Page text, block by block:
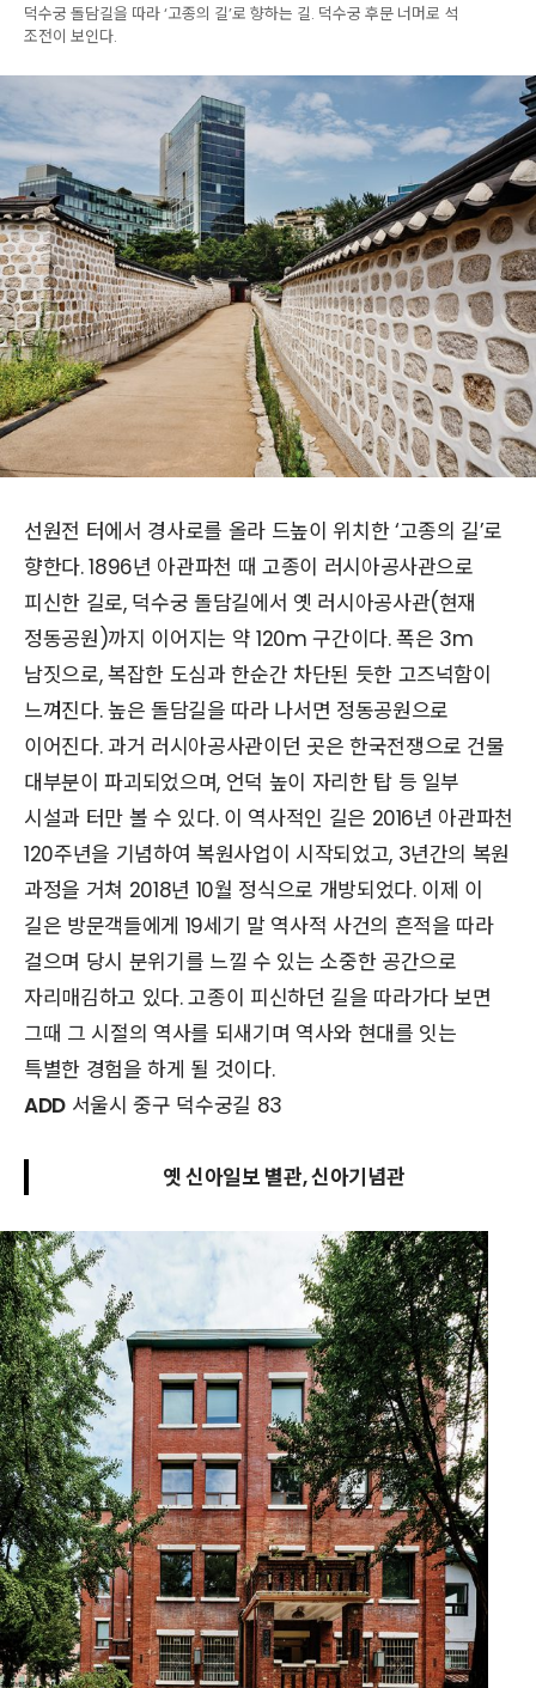
덕수궁 돌담길을 따라 ‘고종의 길’로 향하는 길. 덕수궁 후문 너머로 석
조전이 보인다.
선원전 터에서 경사로를 올라 드높이 위치한 ‘고종의 길’로
향한다. 1896년 아관파천 때 고종이 러시아공사관으로
피신한 길로, 덕수궁 돌담길에서 옛 러시아공사관(현재
정동공원)까지 이어지는 약 120m 구간이다. 폭은 3m
남짓으로, 복잡한 도심과 한순간 차단된 듯한 고즈넉함이
느껴진다. 높은 돌담길을 따라 나서면 정동공원으로
이어진다. 과거 러시아공사관이던 곳은 한국전쟁으로 건물
대부분이 파괴되었으며, 언덕 높이 자리한 탑 등 일부
시설과 터만 볼 수 있다. 이 역사적인 길은 2016년 아관파천
120주년을 기념하여 복원사업이 시작되었고, 3년간의 복원
과정을 거쳐 2018년 10월 정식으로 개방되었다. 이제 이
길은 방문객들에게 19세기 말 역사적 사건의 흔적을 따라
걸으며 당시 분위기를 느낄 수 있는 소중한 공간으로
자리매김하고 있다. 고종이 피신하던 길을 따라가다 보면
그때 그 시절의 역사를 되새기며 역사와 현대를 잇는
특별한 경험을 하게 될 것이다.
ADD서울시 중구 덕수궁길 83
옛 신아일보 별관, 신아기념관